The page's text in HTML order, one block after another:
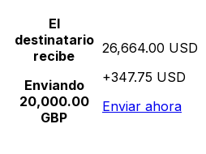
El
destinatario
recibe
Enviando
20,000.00
GBP
26,664.00 USD
+347.75 USD
Enviar ahora